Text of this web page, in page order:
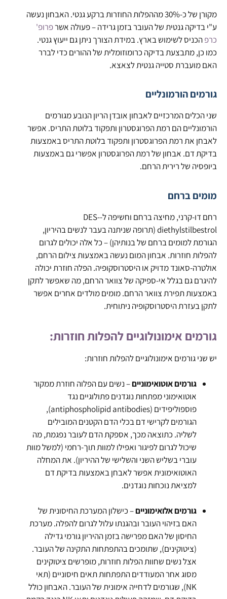
מקורן של כ-30% מההפלות החוזרות ברקע גנטי. האבחון נעשה
ע"י בדיקה גנטית של העובר בזמן גרידה – פעולה אשרפרופ'
כרפהכניס לשימוש בארץ. במידת הצורך ניתן גם ייעוץ גנטי.
כמו כן, מתבצעת בדיקה כרומוזומלית של ההורים כדי לברר
האם מועברת סטייה גנטית לצאצא.
גורמים הורמונליים
שני הכלים המרכזיים לאבחון אובדן הריון הנובע מגורמים
הורמונליים הם רמת הפרוגסטרון ותפקוד בלוטת התריס. אפשר
לאבחן את רמת הפרוגסטרון ותפקוד בלוטת התריס באמצעות
בדיקת דם. אבחון של רמת הפרוגסטרון אפשרי גם באמצעות
ביופסיה של רירית הרחם.
מומים ברחם
רחם דו-קרני, מחיצה ברחם וחשיפה ל-DES-
diethylstilbestrol (תרופה שניתנה בעבר לנשים בהיריון,
הגורמת למומים ברחם של בנותיהן) – כל אלה יכולים לגרום
להפלות חוזרות. אבחון המום נעשה באמצעות צילום הרחם,
אולטרה-סאונד מדויק או היסטרוסקופיה. הפלה חוזרת יכולה
להיגרם גם בגלל אי-ספיקה של צוואר הרחם, מה שאפשר לתקן
באמצעות תפירת צוואר הרחם. מומים מולדים אחרים אפשר
לתקן בעזרת היסטרוסקופיה ניתוחית.
גורמים אימונולוגיים להפלות חוזרות:
יש שני גורמים אימונולוגיים להפלות חוזרות:
גורמים אוטואימוניים– נשים עם הפלוה חוזרת ממקור
אוטואימוני מפתחות נוגדנים פתולוגיים נגד
פוספוליפידים (antiphospholipid antibodies),
הגורמים לקרישי דם בכלי הדם הקטנים המובילים
לשליה. כתוצאה מכך, אספקת הדם לעובר נפגמת, מה
שיכול לגרום לפיגור ואפילו למוות תוך-רחמי (למשל מוות
עוברי בשליש השני והשלישי של ההיריון). את המחלה
האוטואימונית אפשר לאבחן באמצעות בדיקת דם
למציאת נוכחות נוגדנים.
גורמים אלואימוניים– כישלון המערכת החיסונית של
האם בזיהוי העובר ובהגנתו עלול לגרום להפלה. מערכת
החיסון של האם מפרישה בזמן ההיריון גורמי גדילה
(ציטוקינים), שתומכים בהתפתחות התקינה של העובר.
אצל נשים שחוות הפלות חוזרות, מופרשים ציטוקינים
מסוג אחר המעודדים התפתחות תאים חיסוניים (תאי
NK), שגורמים לדחייה אימונית של העובר. האבחון כולל